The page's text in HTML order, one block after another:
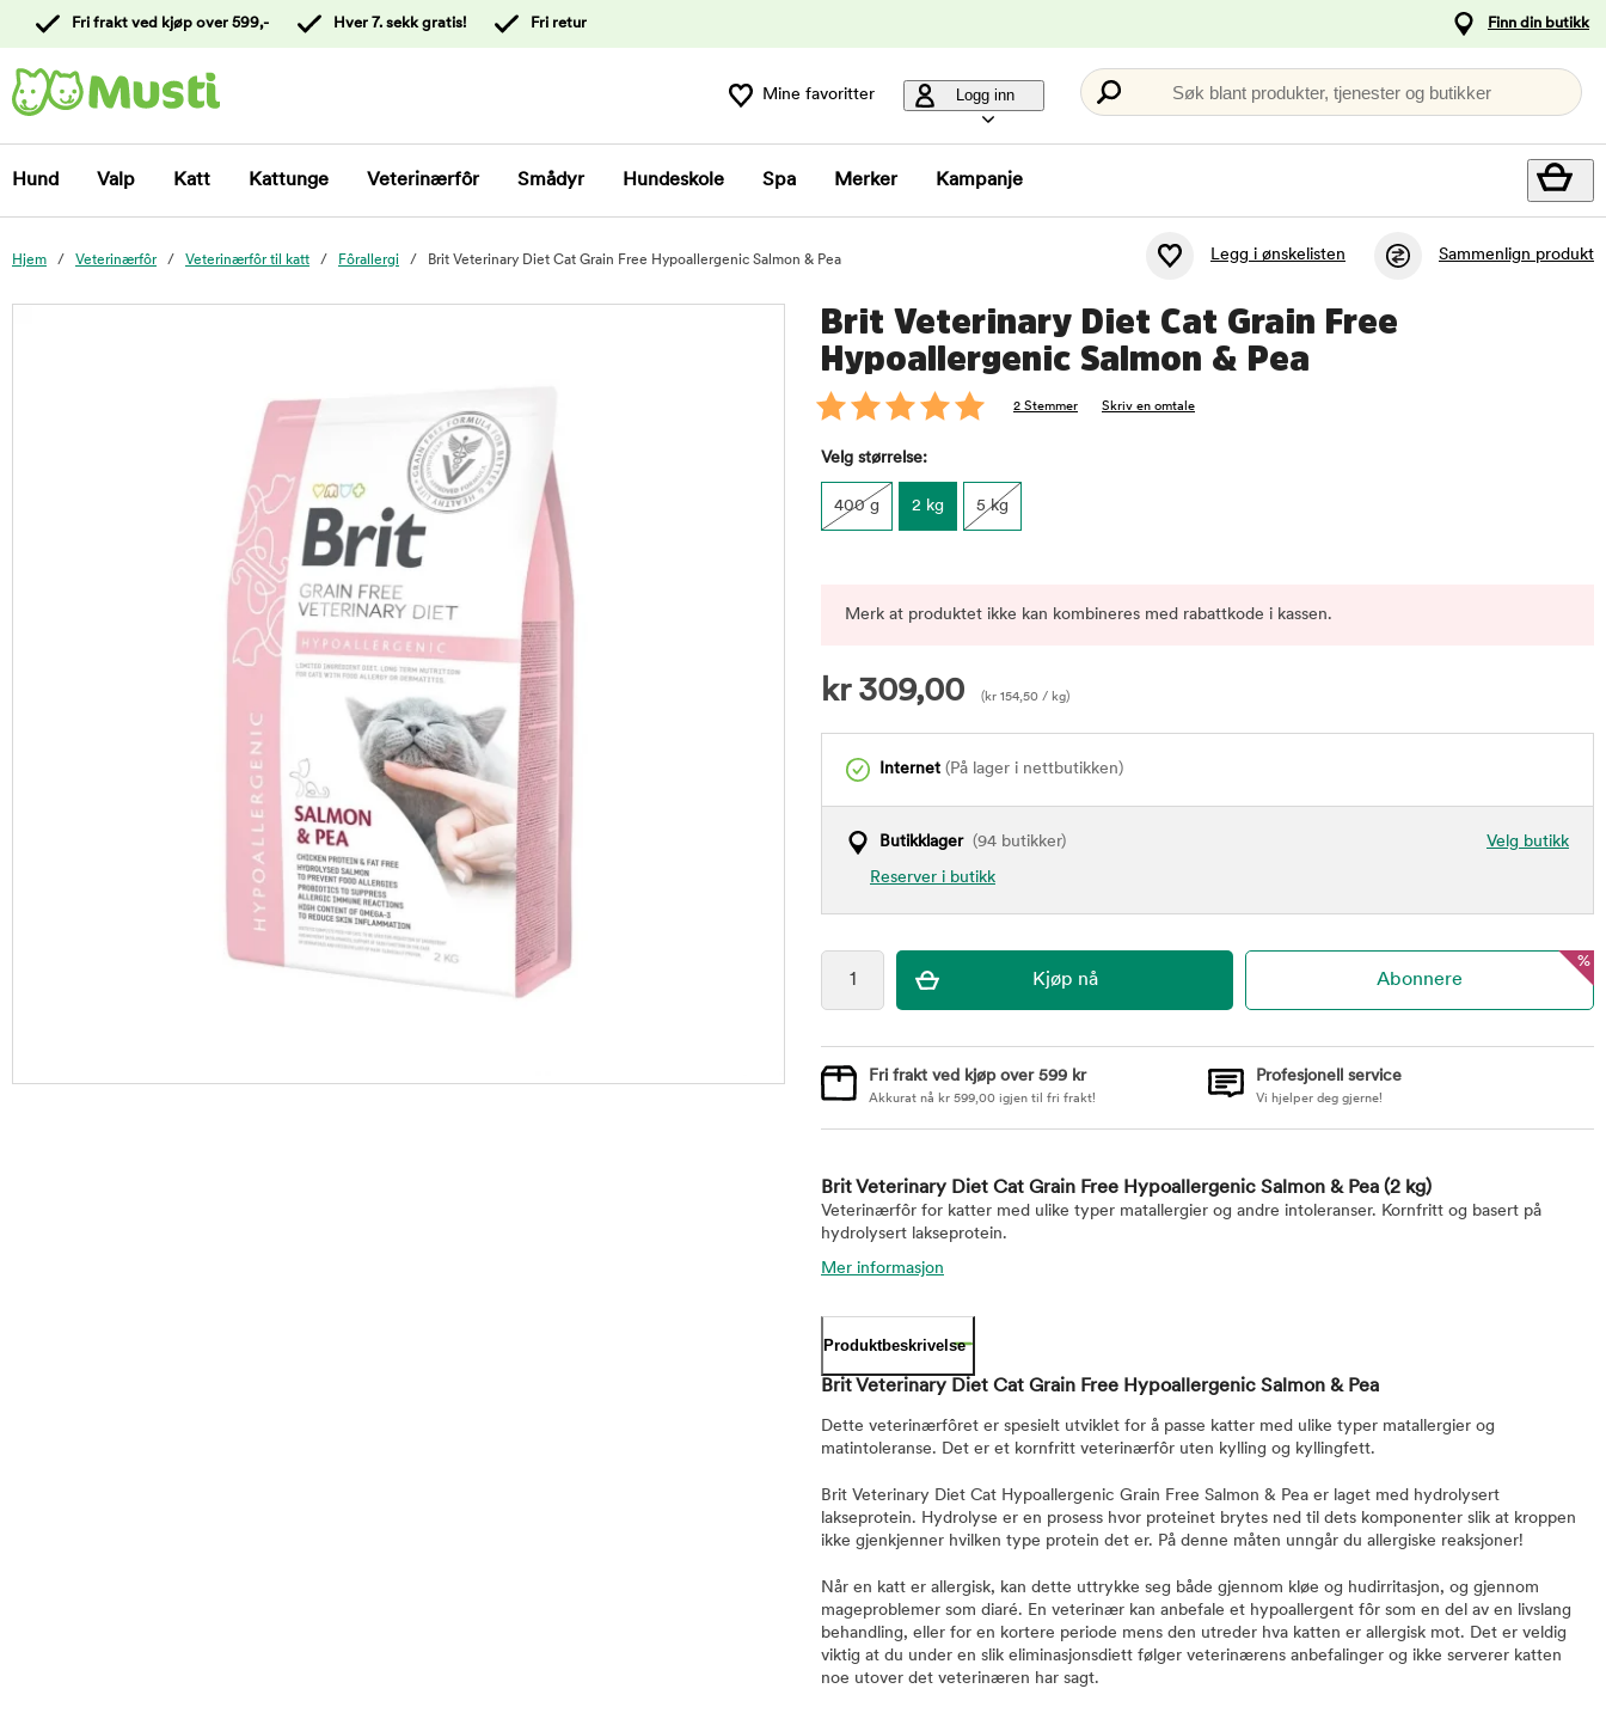
kundeservice
Fri frakt ved kjøp over 599,- Hver 7. sekk gratis! Fri retur Finn din butikk
Mine favoritter Logg inn Søk blant produkter, tjenester og butikker
Hund Valp Katt Kattunge Veterinærfôr Smådyr Hundeskole Spa Merker Kampanje
Hjem Veterinærfôr Veterinærfôr til katt Fôrallergi Brit Veterinary Diet Cat Grain Free Hypoallergenic Salmon & Pea Legg i ønskelisten Sammenlign produkt
Brit Veterinary Diet Cat Grain Free
Hypoallergenic Salmon & Pea
2 Stemmer Skriv en omtale
Velg størrelse:
400 g 2 kg 5 kg
Merk at produktet ikke kan kombineres med rabattkode i kassen.
kr 309,00 ( kr 154,50 / kg)
Internet (På lager i nettbutikken)
Velg butikk
Butikklager(94 butikker)
Reserver i butikk
%
Fri frakt ved kjøp over 599 kr
Akkurat nå kr 599,00 igjen til fri frakt!
Profesjonell service
Vi hjelper deg gjerne!
Brit Veterinary Diet Cat Grain Free Hypoallergenic Salmon & Pea (2 kg)
Veterinærfôr for katter med ulike typer matallergier og andre intoleranser. Kornfritt og basert på
hydrolysert lakseprotein.
Mer informasjon
Produktbeskrivelse
Brit Veterinary Diet Cat Grain Free Hypoallergenic Salmon & Pea
Dette veterinærfôret er spesielt utviklet for å passe katter med ulike typer matallergier og
matintoleranse. Det er et kornfritt veterinærfôr uten kylling og kyllingfett.
Brit Veterinary Diet Cat Hypoallergenic Grain Free Salmon & Pea er laget med hydrolysert
lakseprotein. Hydrolyse er en prosess hvor proteinet brytes ned til dets komponenter slik at kroppen
ikke gjenkjenner hvilken type protein det er. På denne måten unngår du allergiske reaksjoner!
Når en katt er allergisk, kan dette uttrykke seg både gjennom kløe og hudirritasjon, og gjennom
mageproblemer som diaré. En veterinær kan anbefale et hypoallergent fôr som en del av en livslang
behandling, eller for en kortere periode mens den utreder hva katten er allergisk mot. Det er veldig
viktig at du under en slik eliminasjonsdiett følger veterinærens anbefalinger og ikke serverer katten
noe utover det veterinæren har sagt.